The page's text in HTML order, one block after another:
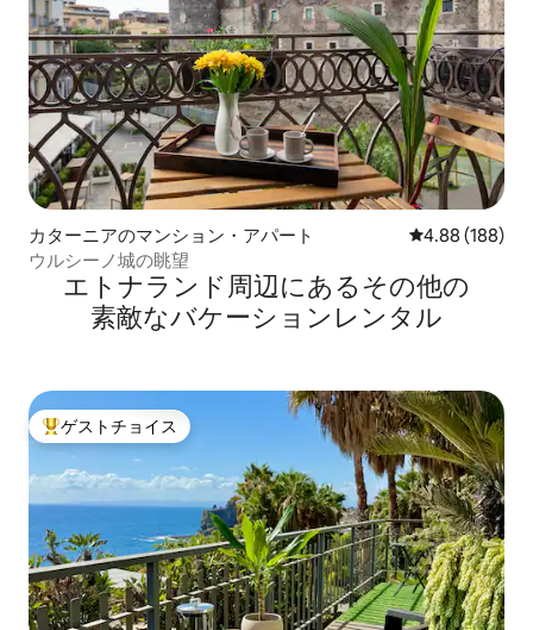
カターニアのマンション・アパート レビュー188
4.88 (188)
ウルシーノ城の眺望
エトナランド⁠周⁠辺⁠に⁠あ⁠るそ⁠の⁠他⁠の
素⁠敵⁠なバ⁠ケ⁠ー⁠シ⁠ョ⁠ン⁠レ⁠ン⁠タ⁠ル
大好評のゲストチョイスです。
ゲストチョイス